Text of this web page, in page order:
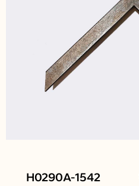
H0290A-1542